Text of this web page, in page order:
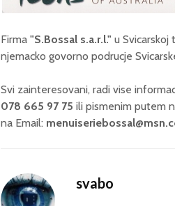
Firma "S.Bossal s.a.r.l." u Svicarskoj
njemacko govorno podrucje
Svi zainteresovani, radi vise
078 665 97 75 ili pismenim putem
na Email:
svabo